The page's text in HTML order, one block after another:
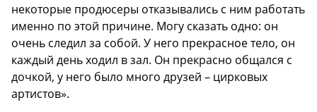
некоторые продюсеры отказывались с ним работать
именно по этой причине. Могу сказать одно: он
очень следил за собой. У него прекрасное тело, он
каждый день ходил в зал. Он прекрасно общался с
дочкой, у него было много друзей – цирковых
артистов».